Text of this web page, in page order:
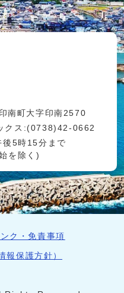
南町大字印南2570
クス:(0738)42-0662
後5時15分まで
を除く)
ク・免責事項
報保護方針）